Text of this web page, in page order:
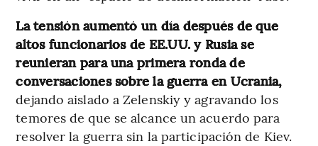
La tensión aumentó un día después de que
altos funcionarios de EE.UU. y Rusia se
reunieran para una primera ronda de
conversaciones sobre la guerra en Ucrania,
dejando aislado a Zelenskiy y agravando los
temores de que se alcance un acuerdo para
resolver la guerra sin la participación de Kiev.